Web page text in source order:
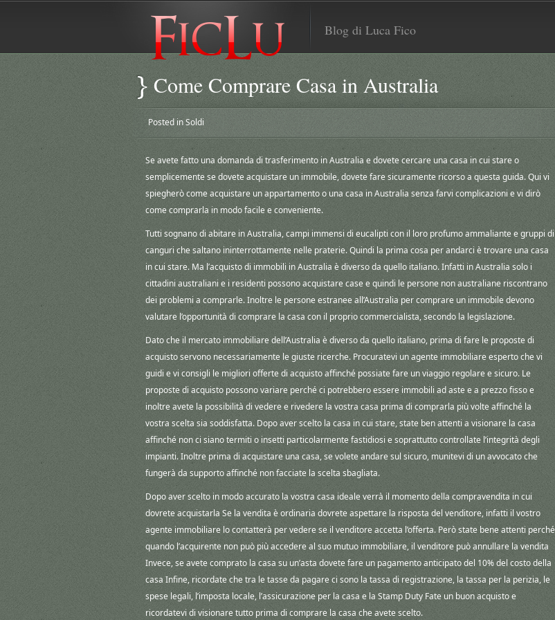
Blog di Luca Fico
Come Comprare Casa in Australia
Posted inSoldi
Se avete fatto una domanda di trasferimento in Australia e dovete cercare una casa in cui stare o
semplicemente se dovete acquistare un immobile, dovete fare sicuramente ricorso a questa guida. Qui vi
spiegherò come acquistare un appartamento o una casa in Australia senza farvi complicazioni e vi dirò
come comprarla in modo facile e conveniente.
Tutti sognano di abitare in Australia, campi immensi di eucalipti con il loro profumo ammaliante e gruppi di
canguri che saltano ininterrottamente nelle praterie. Quindi la prima cosa per andarci è trovare una casa
in cui stare. Ma l’acquisto di immobili in Australia è diverso da quello italiano. Infatti in Australia solo i
cittadini australiani e i residenti possono acquistare case e quindi le persone non australiane riscontrano
dei problemi a comprarle. Inoltre le persone estranee all’Australia per comprare un immobile devono
valutare l’opportunità di comprare la casa con il proprio commercialista, secondo la legislazione.
Dato che il mercato immobiliare dell’Australia è diverso da quello italiano, prima di fare le proposte di
acquisto servono necessariamente le giuste ricerche. Procuratevi un agente immobiliare esperto che vi
guidi e vi consigli le migliori offerte di acquisto affinché possiate fare un viaggio regolare e sicuro. Le
proposte di acquisto possono variare perché ci potrebbero essere immobili ad aste e a prezzo fisso e
inoltre avete la possibilità di vedere e rivedere la vostra casa prima di comprarla più volte affinché la
vostra scelta sia soddisfatta. Dopo aver scelto la casa in cui stare, state ben attenti a visionare la casa
affinché non ci siano termiti o insetti particolarmente fastidiosi e soprattutto controllate l’integrità degli
impianti. Inoltre prima di acquistare una casa, se volete andare sul sicuro, munitevi di un avvocato che
fungerà da supporto affinché non facciate la scelta sbagliata.
Dopo aver scelto in modo accurato la vostra casa ideale verrà il momento della compravendita in cui
dovrete acquistarla Se la vendita è ordinaria dovrete aspettare la risposta del venditore, infatti il vostro
agente immobiliare lo contatterà per vedere se il venditore accetta l’offerta. Però state bene attenti perché
quando l’acquirente non può più accedere al suo mutuo immobiliare, il venditore può annullare la vendita
Invece, se avete comprato la casa su un’asta dovete fare un pagamento anticipato del 10% del costo della
casa Infine, ricordate che tra le tasse da pagare ci sono la tassa di registrazione, la tassa per la perizia, le
spese legali, l’imposta locale, l’assicurazione per la casa e la Stamp Duty Fate un buon acquisto e
ricordatevi di visionare tutto prima di comprare la casa che avete scelto.